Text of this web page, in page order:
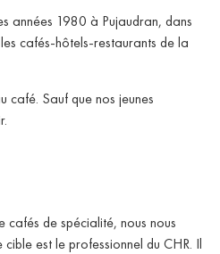
années 1980 à Pujaudran, dans
cafés-hôtels-restaurants de la
café. Sauf que nos jeunes
de spécialité, nous nous
est le professionnel du CHR. Il